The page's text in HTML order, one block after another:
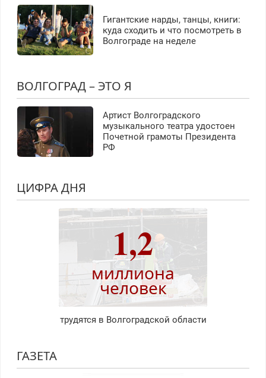
Гигантские нарды, танцы, книги:
куда сходить и что посмотреть в
Волгограде на неделе
ВОЛГОГРАД – ЭТО Я
Артист Волгоградского
музыкального театра удостоен
Почетной грамоты Президента
РФ
ЦИФРА ДНЯ
1,2
миллиона
человек
трудятся в Волгоградской области
ГАЗЕТА